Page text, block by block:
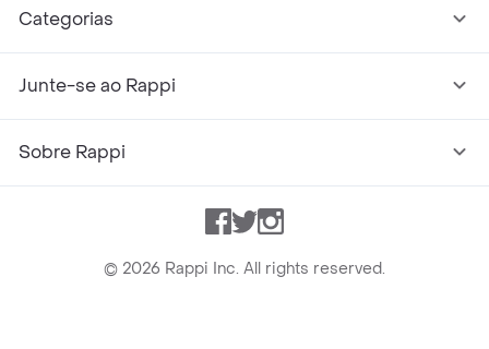
Categorias
Junte-se ao Rappi
Sobre Rappi
Facebook
TwitterInstagram
© 2026 Rappi Inc. All rights reserved.